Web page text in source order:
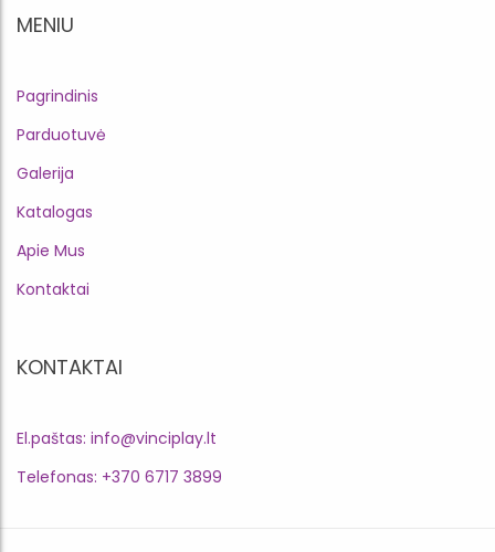
MENIU
Pagrindinis
Parduotuvė
Galerija
Katalogas
Apie Mus
Kontaktai
KONTAKTAI
El.paštas: info@vinciplay.lt
Telefonas: +370 6717 3899